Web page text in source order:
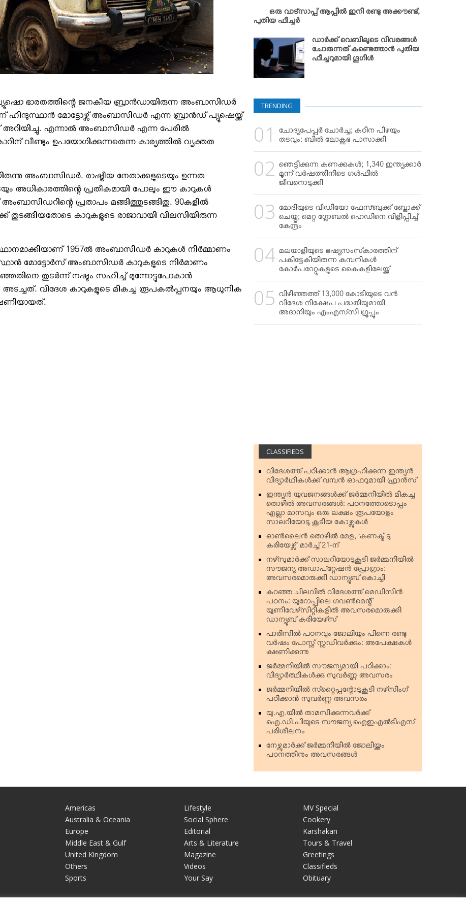
ഭാരതത്തിന്റെ ജനകീയ ബ്രാന്‍ഡായിരുന്ന അംബാസിഡര്‍
ഹിന്ദുസ്ഥാന്‍ മോട്ടോഴ്സ് അംബാസിഡര്‍ എന്ന ബ്രാന്‍ഡ് പ്യൂഷെയ്ക്ക്
അറിയിച്ചു. എന്നാല്‍ അംബാസിഡര്‍ എന്ന പേരില്‍
വീണ്ടും ഉപയോഗിക്കുന്നതെന്ന കാര്യത്തില്‍ വ്യക്തത
അംബാസിഡര്‍. രാഷ്ട്രീയ നേതാക്കളുടെയും ഉന്നത
അധികാരത്തിന്റെ പ്രതീകമായി പോലും ഈ കാറുകള്‍
പ്രതാപം മങ്ങിത്തുടങ്ങിതു. 90കളില്‍
തുടങ്ങിയതോടെ കാറുകളുടെ രാജാവായി വിലസിയിരുന്ന
1957ല്‍ അംബാസിഡര്‍ കാറുകള്‍ നിര്‍മ്മാണം
മോട്ടോര്‍സ് അംബാസിഡര്‍ കാറുകളുടെ നിര്‍മാണം
തുടര്‍ന്ന് നഷ്ടം സഹിച്ച് മുന്നോട്ടുപോകാന്‍
അടച്ചത്. വിദേശ കാറുകളുടെ മികച്ച രൂപകല്‍പ്പനയും ആധുനിക
ഒരു വാട്സാപ്പ് ആപ്പില്‍ ഇനി രണ്ടു അക്കൗണ്ട്;
പുതിയ ഫീച്ചര്‍
ഡാര്‍ക്ക് വെബിലൂടെ വിവരങ്ങള്‍
ചോരുന്നത് കണ്ടെത്താന്‍ പുതിയ
ഫീച്ചറുമായി ഗൂഗിള്‍
TRENDING
ചോദ്യപേപ്പര്‍ ചോര്‍ച്ച; കഠിന പിഴയും
തടവും: ബില്‍ ലോക്സഭ പാസാക്കി
ഞെട്ടിക്കുന്ന കണക്കുകള്‍; 1,340 ഇന്ത്യക്കാര്‍
മൂന്ന് വര്‍ഷത്തിനിടെ ഗള്‍ഫില്‍
ജീവനൊടുക്കി
മോദിയുടെ വീഡിയോ ഫേസ്ബുക്ക് ബ്ലോക്ക്
ചെയ്തു; മെറ്റ ഗ്ലോബല്‍ ഹെഡിനെ വിളിപ്പിച്ച്
കേന്ദ്രം
മലയാളിയുടെ ഭഷ്യസംസ്‌കാരത്തിന്
പകിട്ടേകിയിരുന്ന കമ്പനികള്‍
കോര്‍പറേറ്റുകളുടെ കൈകളിലേയ്ക്ക്
വിഴിഞ്ഞത്ത് 13,000 കോടിയുടെ വന്‍
വിദേശ നിക്ഷേപ പദ്ധതിയുമായി
അദാനിയും എംഎസ്‌സി ഗ്രൂപ്പും
CLASSIFIEDS
വിദേശത്ത് പഠിക്കാന്‍ ആഗ്രഹിക്കുന്ന ഇന്ത്യന്‍
വിദ്യാര്‍ഥികള്‍ക്ക് വമ്പന്‍ ഓഫറുമായി ഫ്രാന്‍സ്
ഇന്ത്യന്‍ യുവജനങ്ങള്‍ക്ക് ജര്‍മ്മനിയില്‍ മികച്ച
തൊഴില്‍ അവസരങ്ങള്‍: പഠനത്തോടൊപ്പം
എല്ലാ മാസവും ഒരു ലക്ഷം രൂപയോളം
സാലറിയോടു കൂടിയ കോഴ്സുകള്‍
ഓണ്‍ലൈന്‍ തൊഴില്‍ മേള, ‘കണക്ട് ടു
കരിയേഴ്സ്’ മാര്‍ച്ച് 21-ന്
നഴ്‌സുമാര്‍ക്ക് സാലറിയോടുകൂടി ജര്‍മ്മനിയില്‍
സൗജന്യ അഡാപ്റ്റേഷന്‍ പ്രോഗ്രാം:
അവസരമൊരുക്കി ഡാന്യൂബ് കൊച്ചി
കുറഞ്ഞ ചിലവില്‍ വിദേശത്ത് മെഡിസിന്‍
പഠനം: യൂറോപ്പിലെ ഗവണ്‍മെന്റ്
യൂണിവേഴ്‌സിറ്റികളില്‍ അവസരമൊരുക്കി
ഡാന്യൂബ് കരിയേഴ്‌സ്
പാരിസില്‍ പഠനവും ജോലിയും പിന്നെ രണ്ടു
വര്‍ഷം പോസ്റ്റ് സ്റ്റഡിവര്‍ക്കും: അപേക്ഷകള്‍
ക്ഷണിക്കുന്നു
ജര്‍മ്മനിയില്‍ സൗജന്യമായി പഠിക്കാം:
വിദ്യാര്‍ത്ഥികള്‍ക്കു സുവര്‍ണ്ണ അവസരം
ജര്‍മ്മനിയില്‍ സ്‌റ്റൈപ്പന്റോടുകൂടി നഴ്‌സിംഗ്
പഠിക്കാന്‍ സുവര്‍ണ്ണ അവസരം
യു.എ.യില്‍ താമസിക്കുന്നവര്‍ക്ക്
ഐ.ഡി.പിയുടെ സൗജന്യ ഐഇഎല്‍ടിഎസ്
പരിശീലനം
നേഴ്സുമാര്‍ക്ക് ജര്‍മ്മനിയില്‍ ജോലിയ്ക്കും
പഠനത്തിനും അവസരങ്ങള്‍
Americas
Australia & Oceania
Europe
Middle East & Gulf
United Kingdom
Others
Sports
Lifestyle
Social Sphere
Editorial
Arts & Literature
Magazine
Videos
Your Say
MV Special
Cookery
Karshakan
Tours & Travel
Greetings
Classifieds
Obituary